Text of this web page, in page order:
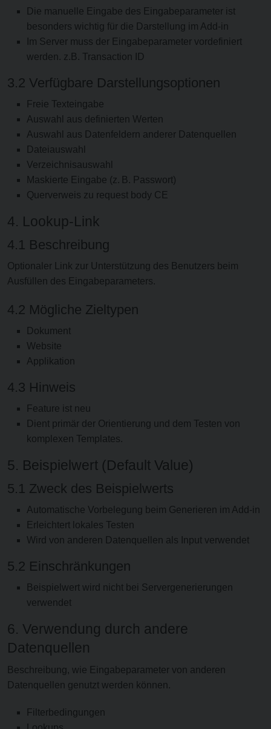
Die manuelle Eingabe des Eingabeparameter ist
besonders wichtig für die Darstellung im Add-in
Im Server muss der Eingabeparameter vordefiniert
werden. z.B. Transaction ID
3.2 Verfügbare Darstellungsoptionen
Freie Texteingabe
Auswahl aus definierten Werten
Auswahl aus Datenfeldern anderer Datenquellen
Dateiauswahl
Verzeichnisauswahl
Maskierte Eingabe (z. B. Passwort)
Querverweis zu request body CE
4. Lookup-Link
4.1 Beschreibung
Optionaler Link zur Unterstützung des Benutzers beim
Ausfüllen des Eingabeparameters.
4.2 Mögliche Zieltypen
Dokument
Website
Applikation
4.3 Hinweis
Feature ist neu
Dient primär der Orientierung und dem Testen von
komplexen Templates.
5. Beispielwert (Default Value)
5.1 Zweck des Beispielwerts
Automatische Vorbelegung beim Generieren im Add-in
Erleichtert lokales Testen
Wird von anderen Datenquellen als Input verwendet
5.2 Einschränkungen
Beispielwert wird nicht bei Servergenerierungen
verwendet
6. Verwendung durch andere
Datenquellen
Beschreibung, wie Eingabeparameter von anderen
Datenquellen genutzt werden können.
Filterbedingungen